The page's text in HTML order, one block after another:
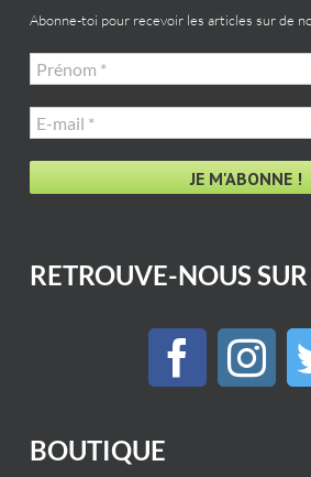
Abonne-toi pour recevoir les articles sur de
Prénom
*
E-
mail
*
RETROUVE-NOUS SUR
BOUTIQUE